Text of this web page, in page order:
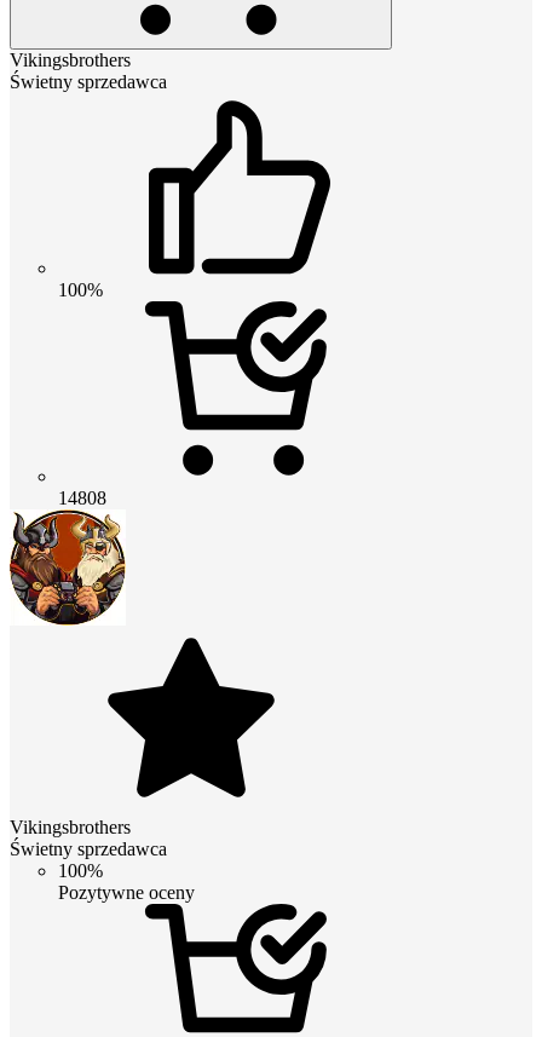
Vikingsbrothers
Świetny sprzedawca
100%
14808
Vikingsbrothers
Świetny sprzedawca
100%
Pozytywne oceny